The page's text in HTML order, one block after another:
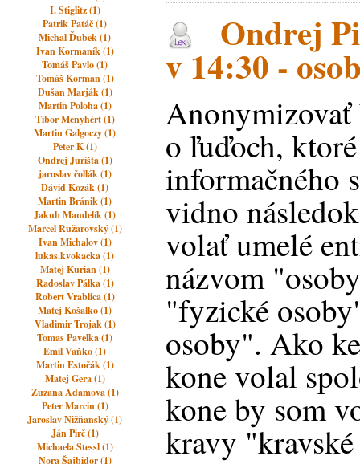
I. Stiglitz (1)
Patrik Patáč (1)
Michal Ďubek (1)
Ivan Kormaník (1)
Tomáš Pavlo (1)
Tomáš Korman (1)
Dušan Marják (1)
Martin Poloha (1)
Tibor Menyhért (1)
Martin Galgoczy (1)
Peter K (1)
Ondrej Jurišta (1)
jaroslav čollák (1)
Dávid Kozák (1)
Martin Bránik (1)
Jakub Mandelík (1)
Marcel Ružarovský (1)
Ivan Michalov (1)
lukas.kvokacka (1)
Matej Kurian (1)
Radoslav Pálka (1)
Robert Vrablica (1)
Matej Košalko (1)
Vladimir Trojak (1)
Tomas Pavelka (1)
Emil Vaňko (1)
Martin Estočák (1)
Matej Gera (1)
Zuzana Adamova (1)
Peter Marcin (1)
Jaroslav Nižňanský (1)
Ján Pirč (1)
Michaela Stessl (1)
Nora Šajbidor (1)
Ondrej
v 14:30 -
Anonymizovať
o ľuďoch,
informačného
vidno
volať umelé
názvom
"fyzické
osoby". Ako
kone volal
kone by som
kravy